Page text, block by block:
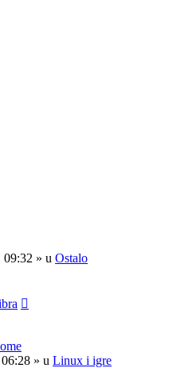
09:32 » u Ostalo
» u Linux i igre